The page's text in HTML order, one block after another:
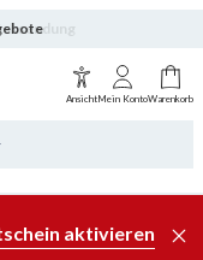
AnsichtMein KontoWarenkorb
aktivieren